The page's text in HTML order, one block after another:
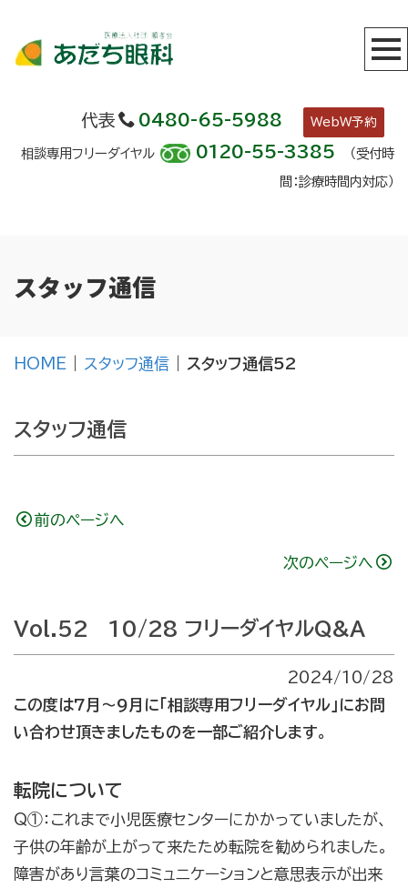
代表 0480-65-5988 WebW予約
相談専用フリーダイヤル 0120-55-3385 （受付時
間：診療時間内対応）
スタッフ通信
HOME スタッフ通信 スタッフ通信52
スタッフ通信
前のページへ
次のページへ
Vol.52 10/28 フリーダイヤルQ&A
2024/10/28
この度は7月～9月に「相談専用フリーダイヤル」にお問
い合わせ頂きましたものを一部ご紹介します。
転院について
Q①：これまで小児医療センターにかかっていましたが、
子供の年齢が上がって来たため転院を勧められました。
障害があり言葉のコミュニケーションと意思表示が出来